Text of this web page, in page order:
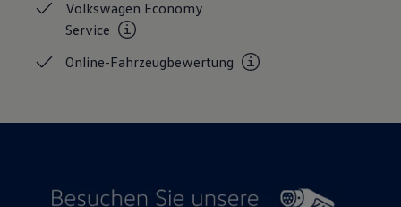
Volkswagen Economy
Service
Online-Fahrzeugbewertung